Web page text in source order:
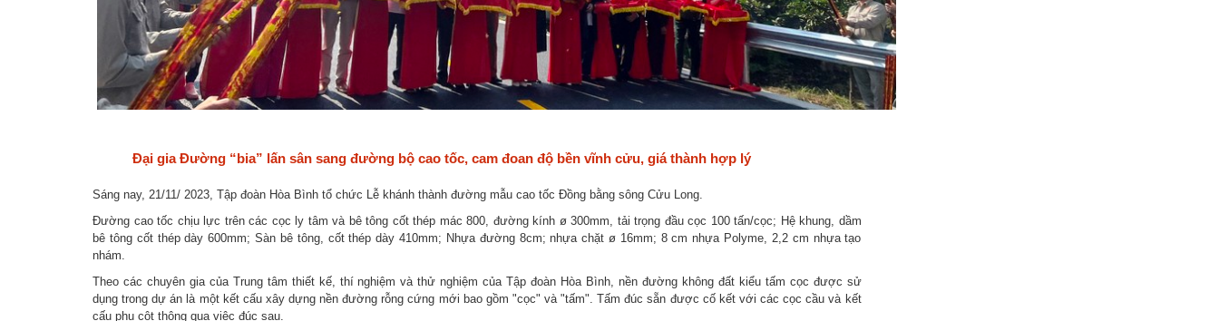
Đại gia Đường “bia” lấn sân sang đường bộ cao tốc, cam đoan độ bền vĩnh cửu, giá thành hợp lý
Sáng nay, 21/11/ 2023, Tập đoàn Hòa Bình tổ chức Lễ khánh thành đường mẫu cao tốc Đồng bằng sông Cửu Long.
Đường cao tốc chịu lực trên các cọc ly tâm và bê tông cốt thép mác 800, đường kính ø 300mm, tải trọng đầu cọc 100 tấn/cọc; Hệ khung, dầm
bê tông cốt thép dày 600mm; Sàn bê tông, cốt thép dày 410mm; Nhựa đường 8cm; nhựa chặt ø 16mm; 8 cm nhựa Polyme, 2,2 cm nhựa tạo
nhám.
Theo các chuyên gia của Trung tâm thiết kế, thí nghiệm và thử nghiệm của Tập đoàn Hòa Bình, nền đường không đất kiểu tấm cọc được sử
dụng trong dự án là một kết cấu xây dựng nền đường rỗng cứng mới bao gồm "cọc" và "tấm". Tấm đúc sẵn được cố kết với các cọc cầu và kết
cấu phụ cột thông qua việc đúc sau.